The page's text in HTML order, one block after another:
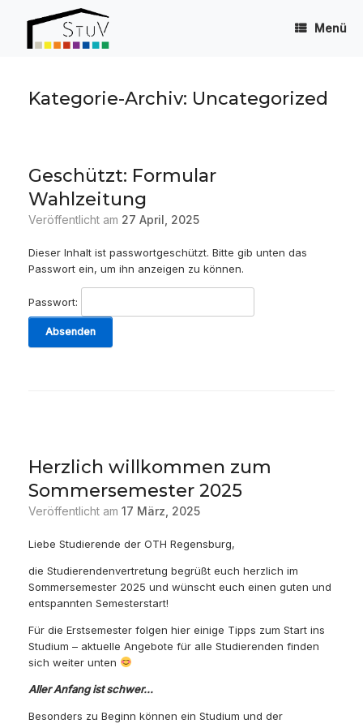
Menü
Kategorie-Archiv: Uncategorized
Geschützt: Formular
Wahlzeitung
Veröffentlicht am 27 April, 2025
Dieser Inhalt ist passwortgeschützt. Bitte gib unten das
Passwort ein, um ihn anzeigen zu können.
Passwort:
Herzlich willkommen zum
Sommersemester 2025
Veröffentlicht am 17 März, 2025
Liebe Studierende der OTH Regensburg,
die Studierendenvertretung begrüßt euch herzlich im
Sommersemester 2025 und wünscht euch einen guten und
entspannten Semesterstart!
Für die Erstsemester folgen hier einige Tipps zum Start ins
Studium – aktuelle Angebote für alle Studierenden finden
sich weiter unten
Aller Anfang ist schwer…
Besonders zu Beginn können ein Studium und der